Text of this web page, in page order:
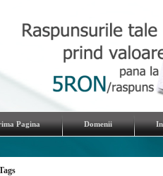
Pagina Domenii